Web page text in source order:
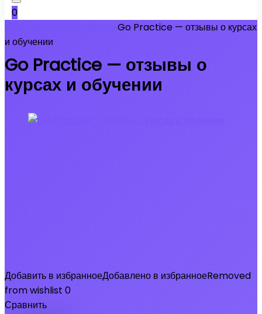
0
Go Practice — отзывы о курсах
и обучении
Go Practice — отзывы о
курсах и обучении
Добавить в избранноеДобавлено в избранноеRemoved
from wishlist 0
Сравнить